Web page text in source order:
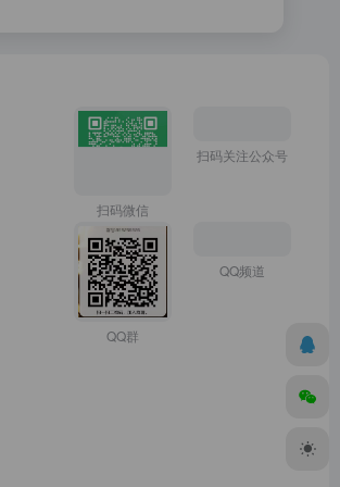
扫码微信
扫码关注公众号
QQ群
QQ频道